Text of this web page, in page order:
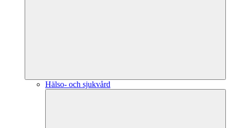
Hälso- och sjukvård